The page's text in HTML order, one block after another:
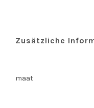
Zusätzliche
maat